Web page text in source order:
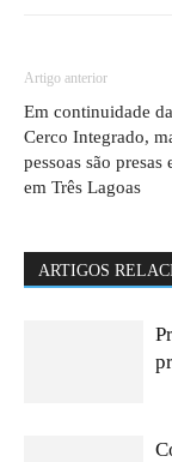
Artigo anterior
Em continuidade
Cerco Integrado,
pessoas são presas
em Três Lagoas
ARTIGOS